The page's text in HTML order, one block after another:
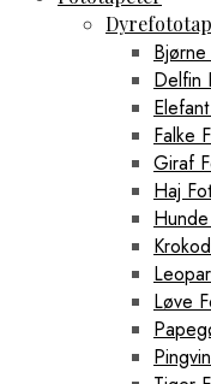
Delfin
Falke
Giraf
Haj
Løve